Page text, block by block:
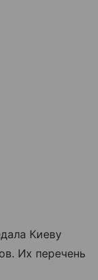
Киеву
Их перечень